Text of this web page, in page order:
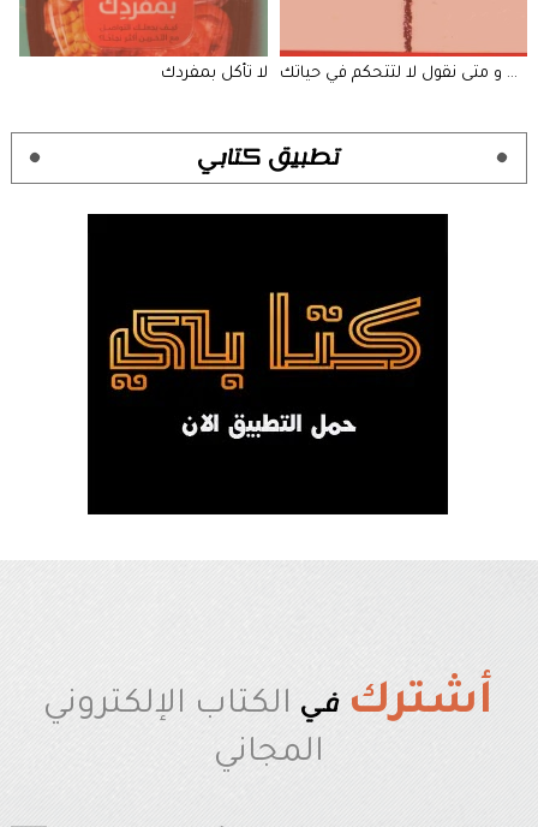
الحدود متى نقول نعم و متى نقول لا لتتحكم في حياتك لا تأكل بمفردك
تطبيق كتابي
أشترك في الكتاب الإلكتروني
المجاني